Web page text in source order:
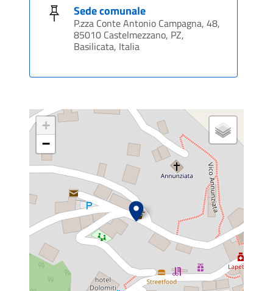
Sede comunale
P.zza Conte Antonio Campagna, 48,
85010 Castelmezzano, PZ,
Basilicata, Italia
+
−